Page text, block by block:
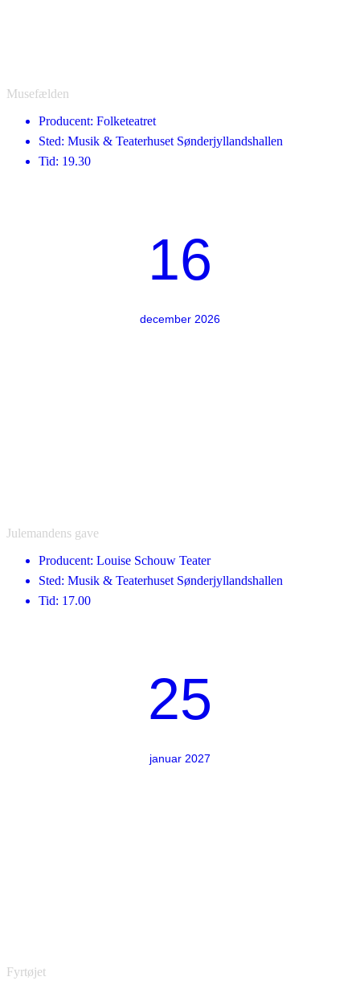
Musefælden
Producent: Folketeatret
Sted: Musik & Teaterhuset Sønderjyllandshallen
Tid: 19.30
16
december 2026
Julemandens gave
Producent: Louise Schouw Teater
Sted: Musik & Teaterhuset Sønderjyllandshallen
Tid: 17.00
25
januar 2027
Fyrtøjet